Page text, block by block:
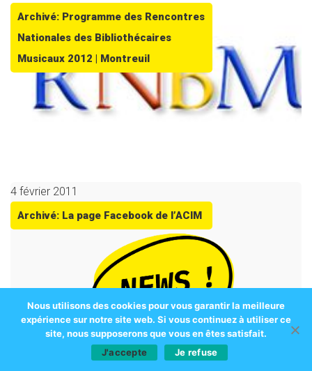
Archivé: Programme des Rencontres
Nationales des Bibliothécaires
Musicaux 2012 | Montreuil
4 février 2011
Archivé: La page Facebook de l’ACIM
Nous utilisons des cookies pour vous garantir la meilleure
expérience sur notre site web. Si vous continuez à utiliser ce
site, nous supposerons que vous en êtes satisfait.
J'accepte
Je refuse